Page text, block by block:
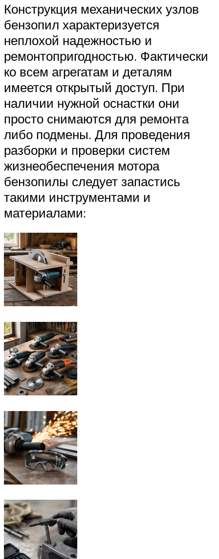
Конструкция механических узлов
бензопил характеризуется
неплохой надежностью и
ремонтопригодностью. Фактически
ко всем агрегатам и деталям
имеется открытый доступ. При
наличии нужной оснастки они
просто снимаются для ремонта
либо подмены. Для проведения
разборки и проверки систем
жизнеобеспечения мотора
бензопилы следует запастись
такими инструментами и
материалами: